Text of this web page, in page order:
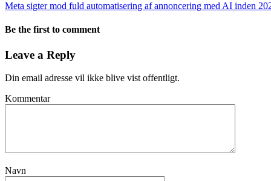
Meta sigter mod fuld automatisering af annoncering med AI inden
Be the first to comment
Leave a Reply
Din email adresse vil ikke blive vist offentligt.
Kommentar
Navn